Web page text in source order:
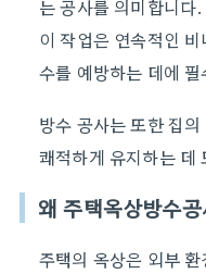
는 공사를 의미합니다.
이 작업은 연속적인
수를 예방하는 데에
방수 공사는 또한 집
쾌적하게 유지하는 데
왜 주택옥상방수
주택의 옥상은 외부